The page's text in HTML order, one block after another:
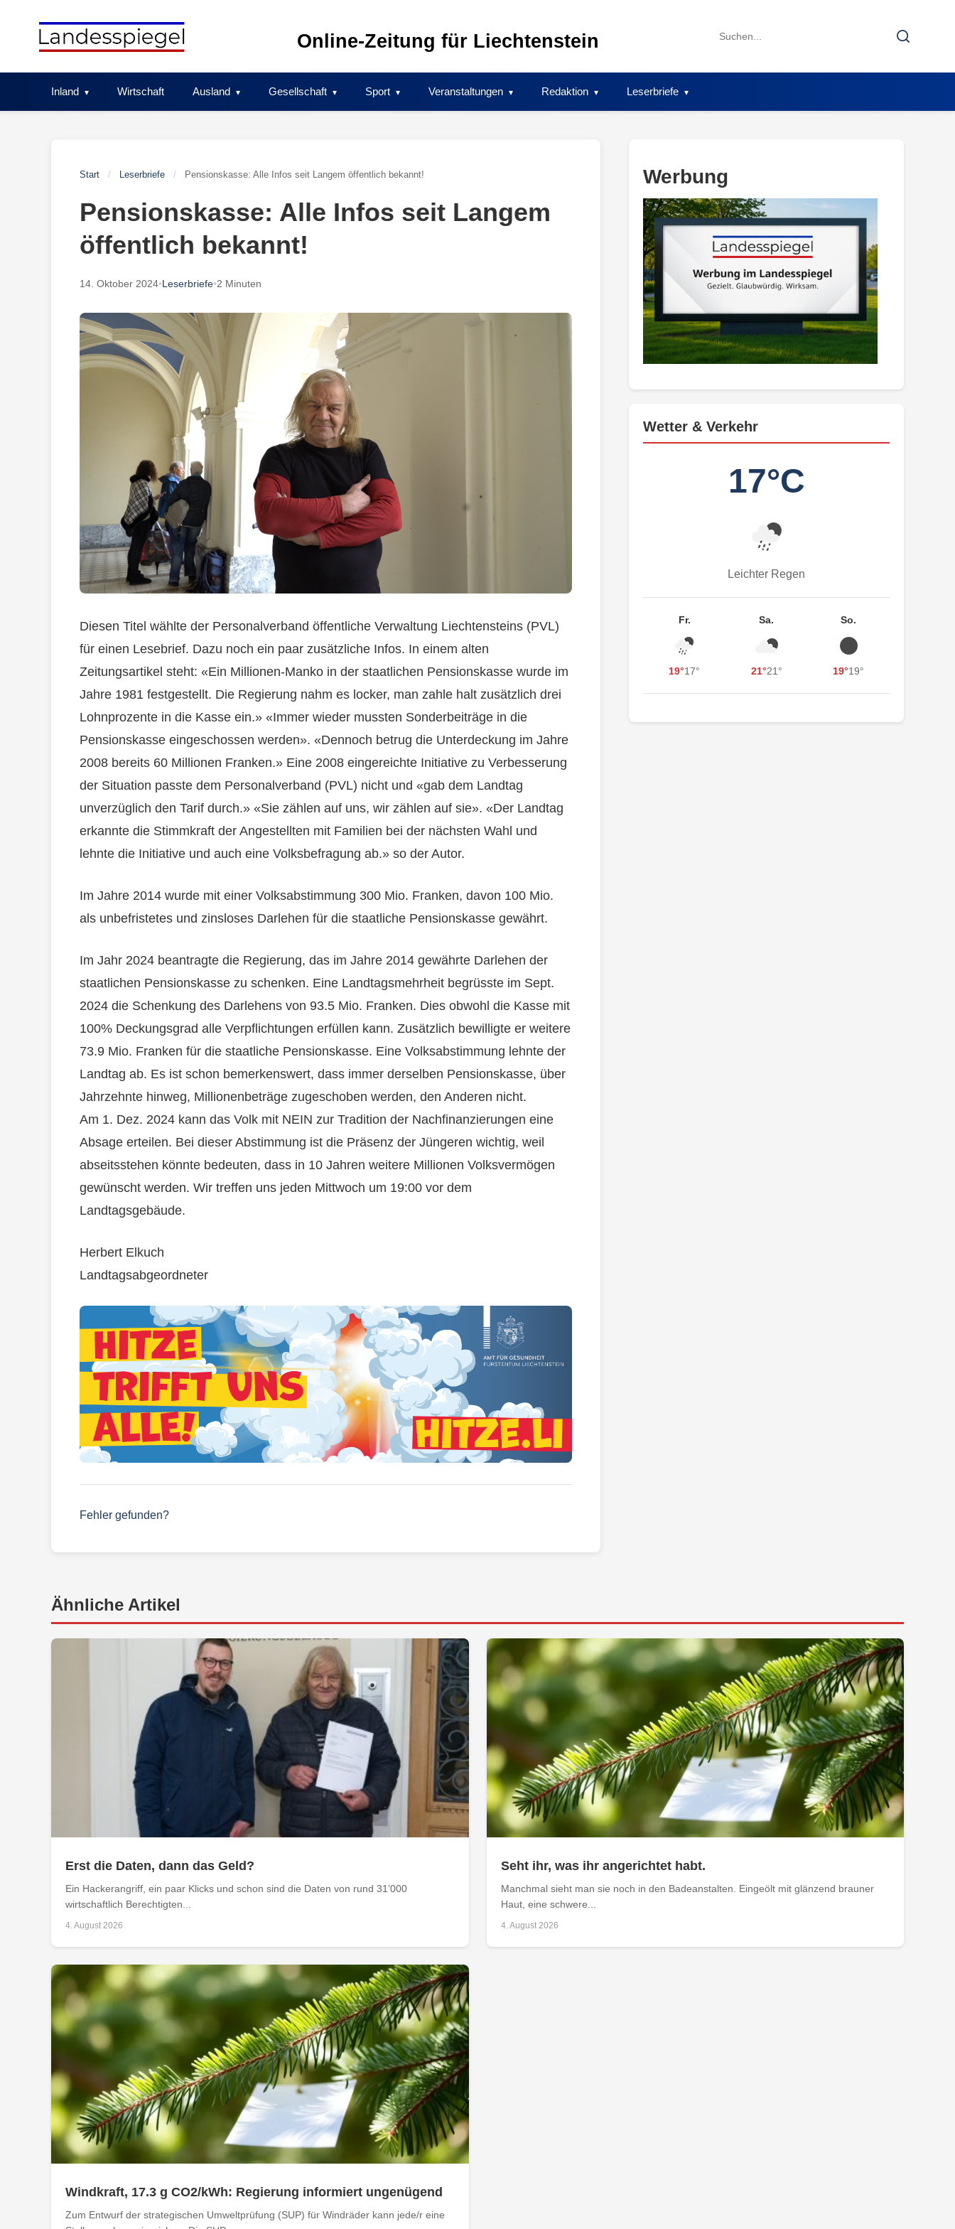
Online-Zeitung für Liechtenstein
Search
Search
Inland Wirtschaft Ausland Gesellschaft Sport Veranstaltungen Redaktion Leserbriefe
Start / Leserbriefe / Pensionskasse: Alle Infos seit Langem öffentlich bekannt!
Pensionskasse: Alle Infos seit Langem
öffentlich bekannt!
14. Oktober 2024•Leserbriefe•2 Minuten
Diesen Titel wählte der Personalverband öffentliche Verwaltung Liechtensteins (PVL)
für einen Lesebrief. Dazu noch ein paar zusätzliche Infos. In einem alten
Zeitungsartikel steht: «Ein Millionen-Manko in der staatlichen Pensionskasse wurde im
Jahre 1981 festgestellt. Die Regierung nahm es locker, man zahle halt zusätzlich drei
Lohnprozente in die Kasse ein.» «Immer wieder mussten Sonderbeiträge in die
Pensionskasse eingeschossen werden». «Dennoch betrug die Unterdeckung im Jahre
2008 bereits 60 Millionen Franken.» Eine 2008 eingereichte Initiative zu Verbesserung
der Situation passte dem Personalverband (PVL) nicht und «gab dem Landtag
unverzüglich den Tarif durch.» «Sie zählen auf uns, wir zählen auf sie». «Der Landtag
erkannte die Stimmkraft der Angestellten mit Familien bei der nächsten Wahl und
lehnte die Initiative und auch eine Volksbefragung ab.» so der Autor.
Im Jahre 2014 wurde mit einer Volksabstimmung 300 Mio. Franken, davon 100 Mio.
als unbefristetes und zinsloses Darlehen für die staatliche Pensionskasse gewährt.
Im Jahr 2024 beantragte die Regierung, das im Jahre 2014 gewährte Darlehen der
staatlichen Pensionskasse zu schenken. Eine Landtagsmehrheit begrüsste im Sept.
2024 die Schenkung des Darlehens von 93.5 Mio. Franken. Dies obwohl die Kasse mit
100% Deckungsgrad alle Verpflichtungen erfüllen kann. Zusätzlich bewilligte er weitere
73.9 Mio. Franken für die staatliche Pensionskasse. Eine Volksabstimmung lehnte der
Landtag ab. Es ist schon bemerkenswert, dass immer derselben Pensionskasse, über
Jahrzehnte hinweg, Millionenbeträge zugeschoben werden, den Anderen nicht.
Am 1. Dez. 2024 kann das Volk mit NEIN zur Tradition der Nachfinanzierungen eine
Absage erteilen. Bei dieser Abstimmung ist die Präsenz der Jüngeren wichtig, weil
abseitsstehen könnte bedeuten, dass in 10 Jahren weitere Millionen Volksvermögen
gewünscht werden. Wir treffen uns jeden Mittwoch um 19:00 vor dem
Landtagsgebäude.
Herbert Elkuch
Landtagsabgeordneter
Fehler gefunden?
Werbung
Wetter & Verkehr
17°C
Leichter Regen
Fr.
19°17°
Sa.
21°21°
So.
19°19°
Ähnliche Artikel
Erst die Daten, dann das Geld?
Ein Hackerangriff, ein paar Klicks und schon sind die Daten von rund 31’000
wirtschaftlich Berechtigten...
4. August 2026
Seht ihr, was ihr angerichtet habt.
Manchmal sieht man sie noch in den Badeanstalten. Eingeölt mit glänzend brauner
Haut, eine schwere...
4. August 2026
Windkraft, 17.3 g CO2/kWh: Regierung informiert ungenügend
Zum Entwurf der strategischen Umweltprüfung (SUP) für Windräder kann jede/r eine